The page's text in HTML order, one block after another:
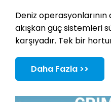
Deniz
akışkan güç sistemleri
karşıyadır. Tek bir
kesintilere neden olur.
karşı karşıya
Daha Fazla >>